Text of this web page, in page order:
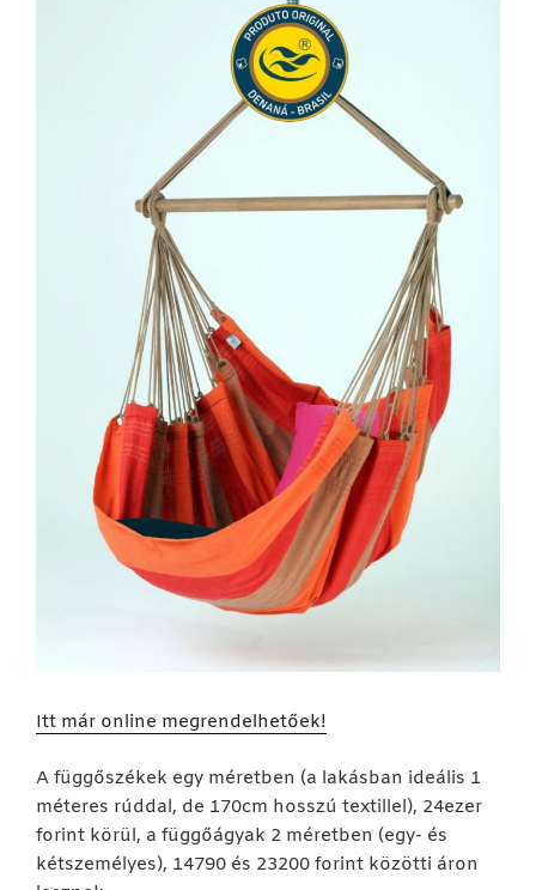
Itt már online megrendelhetőek!
A függőszékek egy méretben (a lakásban ideális 1
méteres rúddal, de 170cm hosszú textillel), 24ezer
forint körül, a függőágyak 2 méretben (egy- és
kétszemélyes), 14790 és 23200 forint közötti áron